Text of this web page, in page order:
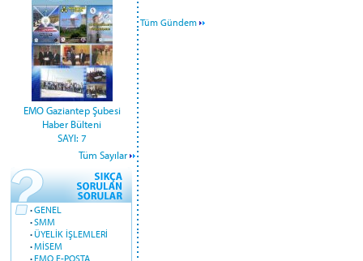
EMO Gaziantep Şubesi
Haber Bülteni
SAYI: 7
Tüm Sayılar
·GENEL
·SMM
·ÜYELİK İŞLEMLERİ
·MİSEM
·EMO E-POSTA
Tüm Gündem